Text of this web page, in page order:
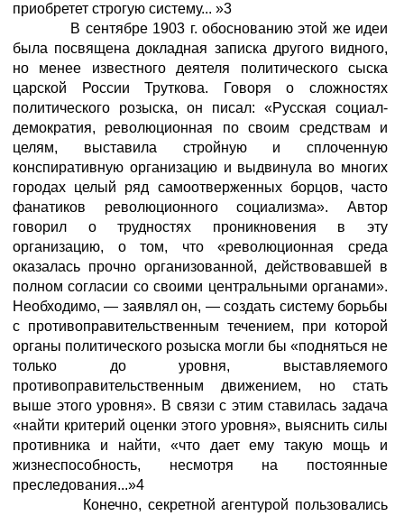
приобретет строгую систему... »3
В сентябре 1903 г. обоснованию этой же идеи
была посвящена докладная записка другого видного,
но менее известного деятеля политического сыска
царской России Труткова. Говоря о сложностях
политического розыска, он писал: «Русская социал-
демократия, революционная по своим средствам и
целям, выставила стройную и сплоченную
конспиративную организацию и выдвинула во многих
городах целый ряд самоотверженных борцов, часто
фанатиков революционного социализма». Автор
говорил о трудностях проникновения в эту
организацию, о том, что «революционная среда
оказалась прочно организованной, действовавшей в
полном согласии со своими центральными органами».
Необходимо, — заявлял он, — создать систему борьбы
с противоправительственным течением, при которой
органы политического розыска могли бы «подняться не
только до уровня, выставляемого
противоправительственным движением, но стать
выше этого уровня». В связи с этим ставилась задача
«найти критерий оценки этого уровня», выяснить силы
противника и найти, «что дает ему такую мощь и
жизнеспособность, несмотря на постоянные
преследования...»4
Конечно, секретной агентурой пользовались